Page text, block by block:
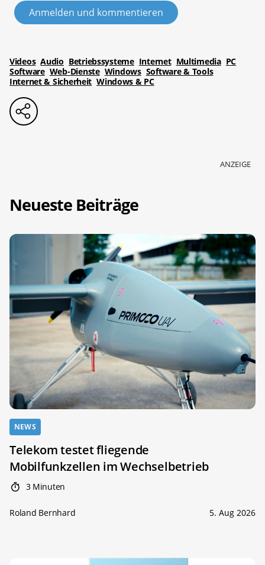
Anmelden und kommentieren
Videos Audio Betriebssysteme Internet Multimedia PC
Software Web-Dienste Windows Software & Tools
Internet & Sicherheit Windows & PC
ANZEIGE
Neueste Beiträge
NEWS
Telekom testet fliegende
Mobilfunkzellen im Wechselbetrieb
3 Minuten
Roland Bernhard 5. Aug 2026